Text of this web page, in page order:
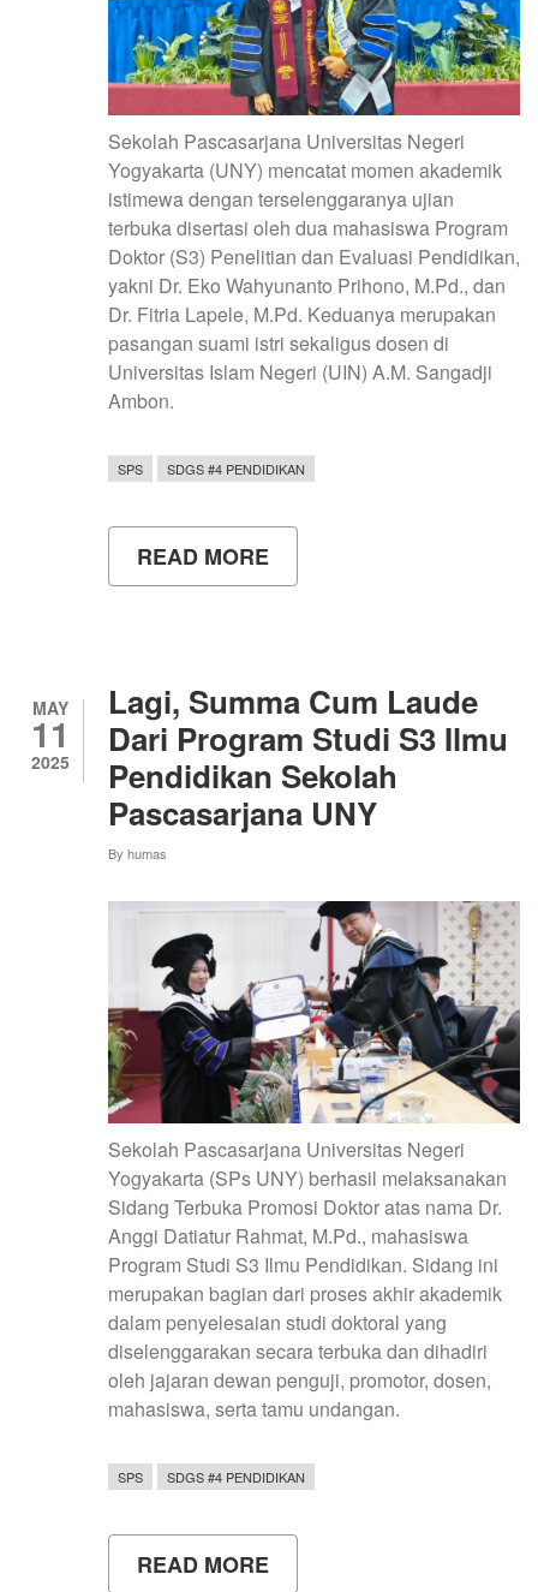
Sekolah Pascasarjana Universitas Negeri
Yogyakarta (UNY) mencatat momen akademik
istimewa dengan terselenggaranya ujian
terbuka disertasi oleh dua mahasiswa Program
Doktor (S3) Penelitian dan Evaluasi Pendidikan,
yakni Dr. Eko Wahyunanto Prihono, M.Pd., dan
Dr. Fitria Lapele, M.Pd. Keduanya merupakan
pasangan suami istri sekaligus dosen di
Universitas Islam Negeri (UIN) A.M. Sangadji
Ambon.
SPS SDGS #4 PENDIDIKAN
READ MORE
PENCAPAIAN
PRIHONO
DAN
DR.
FITRIA
LAPELE
RAIH
GELAR
MAY
11
2025
Lagi, Summa Cum Laude
Dari Program Studi S3 Ilmu
Pendidikan Sekolah
Pascasarjana UNY
By humas
Sekolah Pascasarjana Universitas Negeri
Yogyakarta (SPs UNY) berhasil melaksanakan
Sidang Terbuka Promosi Doktor atas nama Dr.
Anggi Datiatur Rahmat, M.Pd., mahasiswa
Program Studi S3 Ilmu Pendidikan. Sidang ini
merupakan bagian dari proses akhir akademik
dalam penyelesaian studi doktoral yang
diselenggarakan secara terbuka dan dihadiri
oleh jajaran dewan penguji, promotor, dosen,
mahasiswa, serta tamu undangan.
SPS SDGS #4 PENDIDIKAN
READ MORE